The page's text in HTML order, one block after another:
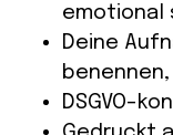
emotional
Deine
DSGVO-